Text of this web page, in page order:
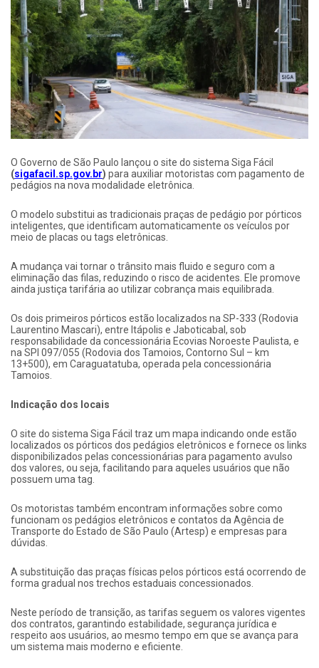
O Governo de São Paulo lançou o site do sistema Siga Fácil
(sigafacil.sp.gov.br) para auxiliar motoristas com pagamento de
pedágios na nova modalidade eletrônica.
O modelo substitui as tradicionais praças de pedágio por pórticos
inteligentes, que identificam automaticamente os veículos por
meio de placas ou tags eletrônicas.
A mudança vai tornar o trânsito mais fluido e seguro com a
eliminação das filas, reduzindo o risco de acidentes. Ele promove
ainda justiça tarifária ao utilizar cobrança mais equilibrada.
Os dois primeiros pórticos estão localizados na SP-333 (Rodovia
Laurentino Mascari), entre Itápolis e Jaboticabal, sob
responsabilidade da concessionária Ecovias Noroeste Paulista, e
na SPI 097/055 (Rodovia dos Tamoios, Contorno Sul – km
13+500), em Caraguatatuba, operada pela concessionária
Tamoios.
Indicação dos locais
O site do sistema Siga Fácil traz um mapa indicando onde estão
localizados os pórticos dos pedágios eletrônicos e fornece os links
disponibilizados pelas concessionárias para pagamento avulso
dos valores, ou seja, facilitando para aqueles usuários que não
possuem uma tag.
Os motoristas também encontram informações sobre como
funcionam os pedágios eletrônicos e contatos da Agência de
Transporte do Estado de São Paulo (Artesp) e empresas para
dúvidas.
A substituição das praças físicas pelos pórticos está ocorrendo de
forma gradual nos trechos estaduais concessionados.
Neste período de transição, as tarifas seguem os valores vigentes
dos contratos, garantindo estabilidade, segurança jurídica e
respeito aos usuários, ao mesmo tempo em que se avança para
um sistema mais moderno e eficiente.